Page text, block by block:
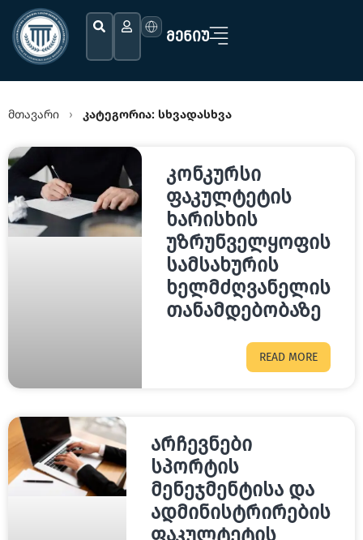
ᲛᲔᲜᲘᲣ
მთავარი › კატეგორია: სხვადასხვა
კონკურსი
ფაკულტეტის
ხარისხის
უზრუნველყოფის
სამსახურის
ხელმძღვანელის
თანამდებობაზე
READ MORE
არჩევნები
სპორტის
მენეჯმენტისა და
ადმინისტრირების
ფაკულტეტის